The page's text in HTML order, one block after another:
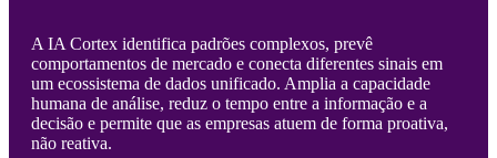
A IA Cortex identifica padrões complexos, prevê
comportamentos de mercado e conecta diferentes sinais em
um ecossistema de dados unificado. Amplia a capacidade
humana de análise, reduz o tempo entre a informação e a
decisão e permite que as empresas atuem de forma proativa,
não reativa.